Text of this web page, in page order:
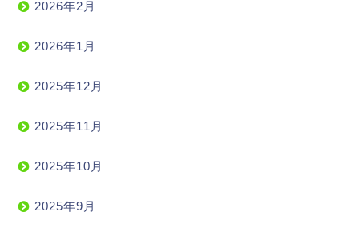
2026年2月
2026年1月
2025年12月
2025年11月
2025年10月
2025年9月